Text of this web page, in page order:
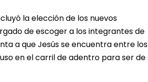
la elección de los nuevos
de escoger a los integrantes de
a que Jesús se encuentra entre los
en el carril de adentro para ser de